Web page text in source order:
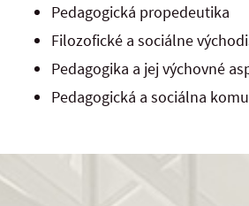
Pedagogická propedeutika
Filozofické a sociálne
Pedagogika a jej výchovné
Pedagogická a sociálna